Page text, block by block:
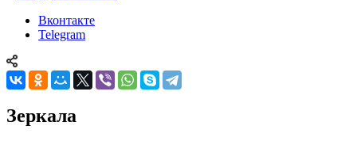
Вконтакте
Telegram
Зеркала